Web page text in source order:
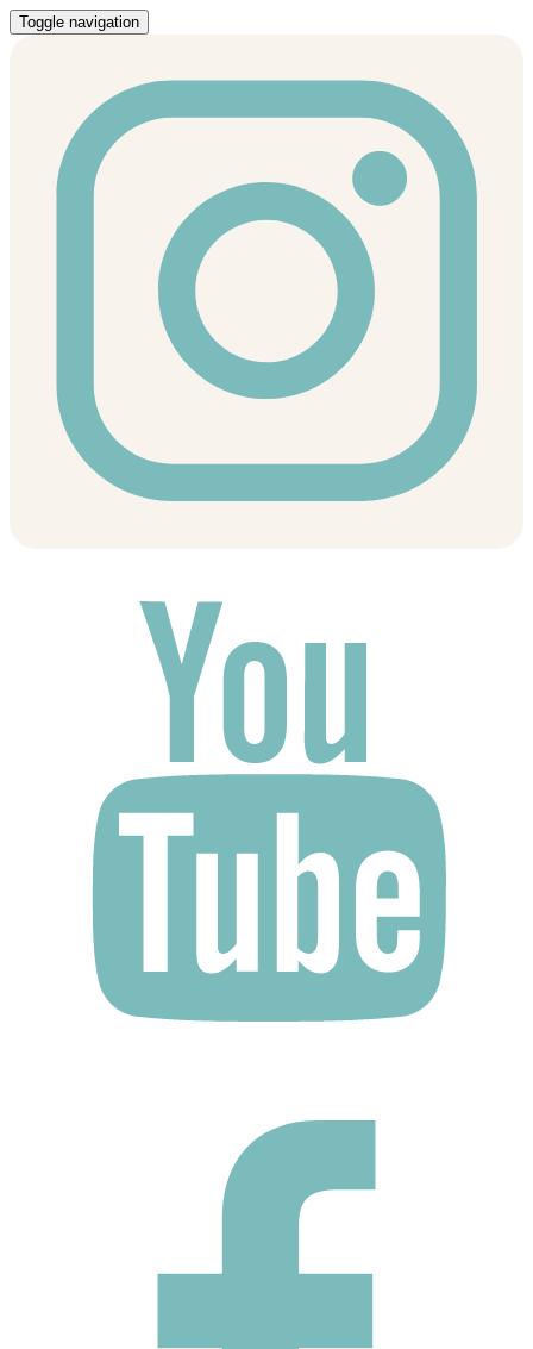
Toggle navigation